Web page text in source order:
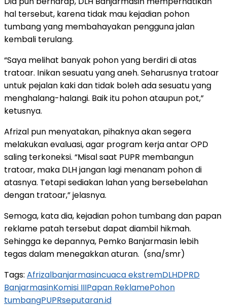
hal tersebut, karena tidak mau kejadian pohon
tumbang yang membahayakan pengguna jalan
kembali terulang.
“Saya melihat banyak pohon yang berdiri di atas
tratoar. Inikan sesuatu yang aneh. Seharusnya tratoar
untuk pejalan kaki dan tidak boleh ada sesuatu yang
menghalang-halangi. Baik itu pohon ataupun pot,”
ketusnya.
Afrizal pun menyatakan, pihaknya akan segera
melakukan evaluasi, agar program kerja antar OPD
saling terkoneksi. “Misal saat PUPR membangun
tratoar, maka DLH jangan lagi menanam pohon di
atasnya. Tetapi sediakan lahan yang bersebelahan
dengan tratoar,” jelasnya.
Semoga, kata dia, kejadian pohon tumbang dan papan
reklame patah tersebut dapat diambil hikmah.
Sehingga ke depannya, Pemko Banjarmasin lebih
tegas dalam menegakkan aturan. (sna/smr)
Tags: Afrizalbanjarmasincuaca ekstremDLHDPRD
BanjarmasinKomisi IIIPapan ReklamePohon
tumbangPUPRseputaran.id